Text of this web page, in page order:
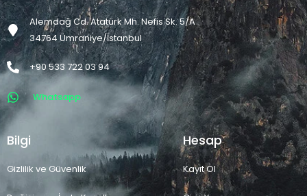
Alemdağ Cd. Atatürk Mh. Nefis Sk. 5/A
34764 Ümraniye/İstanbul
+90 533 722 03 94
Whatsapp
Bilgi
Gizlilik ve Güvenlik
Hesap
Kayıt Ol